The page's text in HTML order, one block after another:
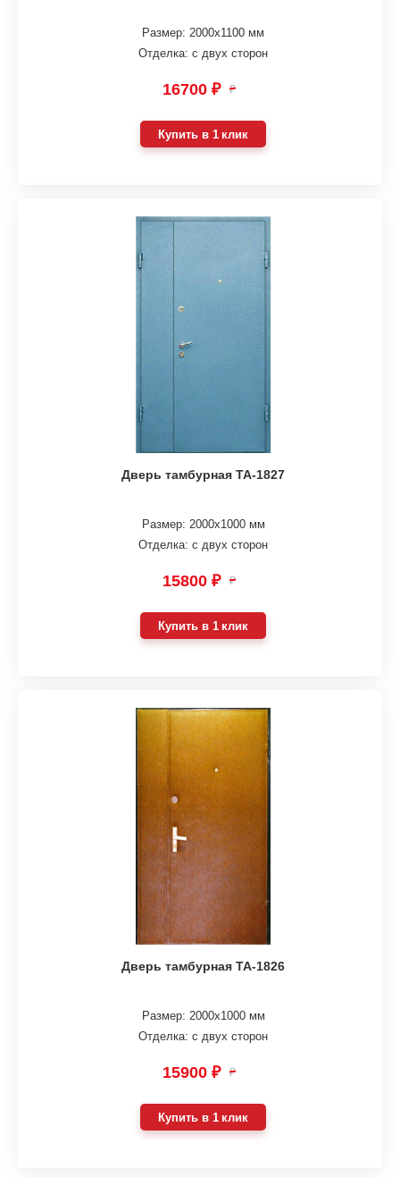
Размер: 2000х1100 мм
Отделка: с двух сторон
16700 ₽ ₽
Купить в 1 клик
Дверь тамбурная ТА-1827
Размер: 2000х1000 мм
Отделка: с двух сторон
15800 ₽ ₽
Купить в 1 клик
Дверь тамбурная ТА-1826
Размер: 2000х1000 мм
Отделка: с двух сторон
15900 ₽ ₽
Купить в 1 клик